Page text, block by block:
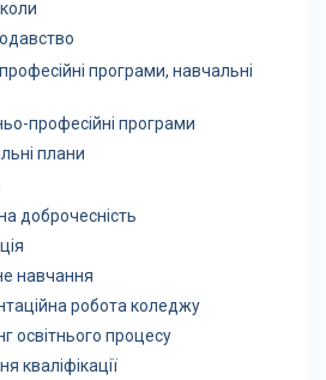
програми, навчальні
професійні програми
плани
доброчесність
навчання
робота коледжу
освітнього процесу
кваліфікації